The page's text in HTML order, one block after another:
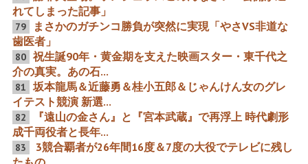
歴代5大映画俳優と30作以
上で共演の希少名優 映画
460作の原健策と7大巨匠の
大映画音楽家
大星の片岡千恵蔵と田中絹
代 巨匠溝口健二と交遊
国民的映画題材の重大任務
役に立ち向かった男とその
ライバルたち
日本最大の映画スターと日
本最大の名少女子役の親子
れてしまった記事」
79
まさかのガチンコ勝負が突然に実現「やさVS非道な
歯医者」
80 祝生誕90年・黄金期を支えた映画スター・東千代之
介の真実。あの石...
81
坂本龍馬＆近藤勇＆桂小五郎＆じゃんけん女のグレ
イテスト競演 新選...
82
『遠山の金さん』と『宮本武蔵』で再浮上 時代劇形
成千両役者と長年...
83
3競合覇者が26年間16度＆7度の大役でテレビに残し